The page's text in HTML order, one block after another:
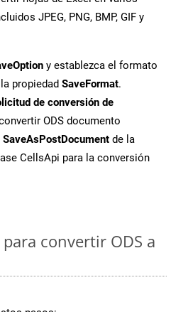
JPEG, PNG, BMP, GIF y
y establezca el formato
propiedad SaveFormat.
de conversión de
ODS documento
SaveAsPostDocument de la
CellsApi para la conversión
convertir ODS a